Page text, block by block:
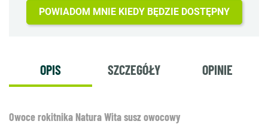
POWIADOM MNIE KIEDY BĘDZIE DOSTĘPNY
OPIS SZCZEGÓŁY OPINIE
Owoce rokitnika Natura Wita susz owocowy